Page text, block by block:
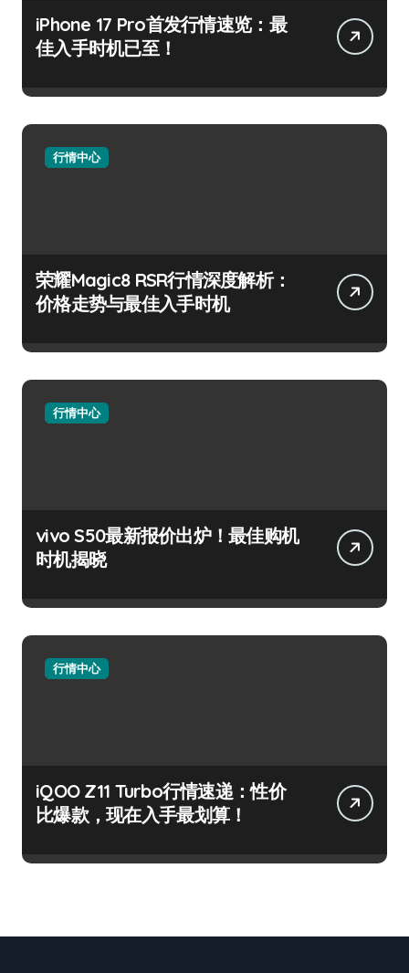
iPhone 17 Pro首发行情速览：最
佳入手时机已至！
行情中心
荣耀Magic8 RSR行情深度解析：
价格走势与最佳入手时机
行情中心
vivo S50最新报价出炉！最佳购机
时机揭晓
行情中心
iQOO Z11 Turbo行情速递：性价
比爆款，现在入手最划算！